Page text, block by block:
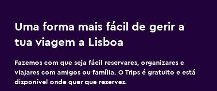
Uma forma mais fácil de gerir a
tua viagem a Lisboa
Fazemos com que seja fácil reservares, organizares e
viajares com amigos ou família. O Trips é gratuito e está
disponível onde quer que reserves.